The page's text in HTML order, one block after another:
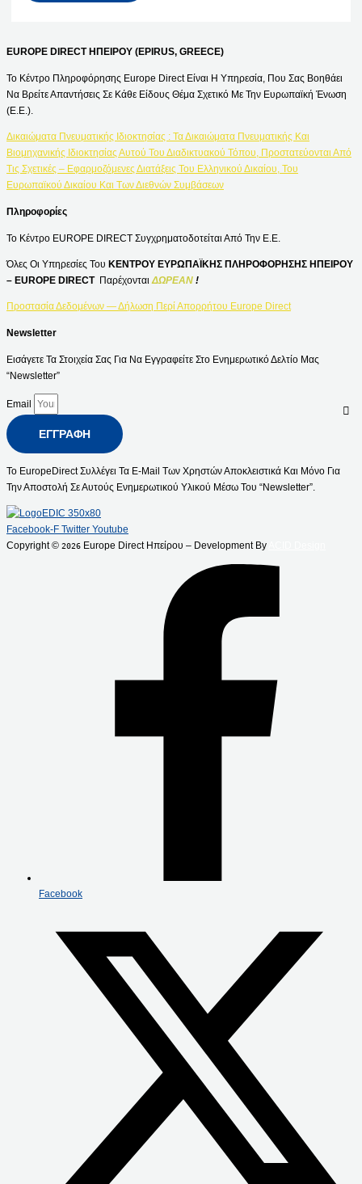
EUROPE DIRECT ΗΠΕΙΡΟΥ (EPIRUS, GREECE)
Το Κέντρο Πληροφόρησης Europe Direct Είναι Η Υπηρεσία, Που Σας Βοηθάει
Να Βρείτε Απαντήσεις Σε Κάθε Είδους Θέμα Σχετικό Με Την Ευρωπαϊκή Ένωση
(Ε.Ε.).
Δικαιώματα Πνευματικής Ιδιοκτησίας : Τα Δικαιώματα Πνευματικής Και
Βιομηχανικής Ιδιοκτησίας Αυτού Του Διαδικτυακού Τόπου, Προστατεύονται Από
Τις Σχετικές – Εφαρμοζόμενες Διατάξεις Του Ελληνικού Δικαίου, Του
Ευρωπαϊκού Δικαίου Και Των Διεθνών Συμβάσεων
Πληροφορίες
Το Κέντρο EUROPE DIRECT Συγχρηματοδοτείται Από Την Ε.Ε.
Όλες Οι Υπηρεσίες Του ΚΕΝΤΡΟΥ ΕΥΡΩΠΑΪΚΗΣ ΠΛΗΡΟΦΟΡΗΣΗΣ ΗΠΕΙΡΟΥ
– EUROPE DIRECT Παρέχονται ΔΩΡΕΑΝ !
Προστασία Δεδομένων — Δήλωση Περί Απορρήτου Europe Direct
Newsletter
Εισάγετε Τα Στοιχεία Σας Για Να Εγγραφείτε Στο Ενημερωτικό Δελτίο Μας
“Newsletter”
Email
ΕΓΓΡΑΦΉ
Το EuropeDirect Συλλέγει Τα E-Mail Των Χρηστών Αποκλειστικά Και Μόνο Για
Την Αποστολή Σε Αυτούς Ενημερωτικού Υλικού Μέσω Του “Newsletter”.
Facebook-F Twitter Youtube
Copyright © 2026 Europe Direct Ηπείρου – Development By
Facebook